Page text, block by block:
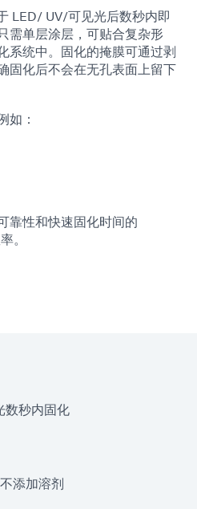
LED/ UV/可见光后数秒内即
需单层涂层，可贴合复杂形
系统中。固化的掩膜可通过剥
固化后不会在无孔表面上留下
如：
靠性和快速固化时间的
。
数秒内固化
添加溶剂